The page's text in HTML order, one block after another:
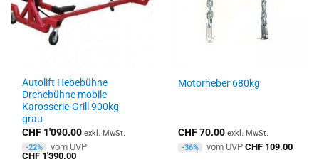
Autolift Hebebühne
Dreheb​ühne mobile
Karosserie​-Grill 900kg
grau
CHF 1'090.00 exkl. MwSt.
-22%
vom UVP
CHF 1'390.00
Motorheber 680kg
CHF70.00 exkl. MwSt.
-36%
vom UVPCHF 109.00